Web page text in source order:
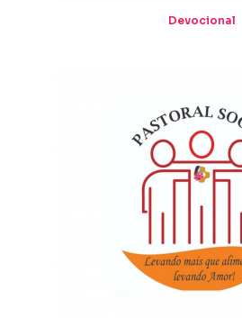
Devocional